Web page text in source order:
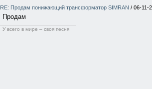
RE: Продам понижающий трансформатор SIMRAN / 06-11-
Продам
У всего в мире – своя песня